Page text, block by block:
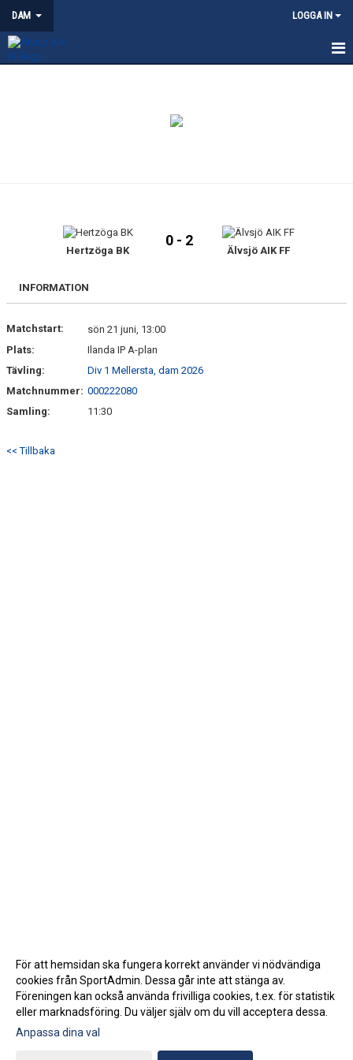
DAM LOGGA IN
Hertzöga BK
0 - 2
Älvsjö AIK FF
INFORMATION
Matchstart:
sön 21 juni, 13:00
Plats:
Ilanda IP A-plan
Tävling:
Div 1 Mellersta, dam 2026
Matchnummer: 000222080
Samling:
11:30
<< Tillbaka
Gå till Webbversion
För att hemsidan ska fungera korrekt använder vi nödvändiga
cookies från SportAdmin. Dessa går inte att stänga av.
Föreningen kan också använda frivilliga cookies, t.ex. för statistik
eller marknadsföring. Du väljer själv om du vill acceptera dessa.
Anpassa dina val